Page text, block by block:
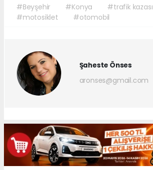
#Beyşehir #Konya
#trafik kazası
#motosiklet
#otomobil
Şaheste Önses
aronses@gmail.com